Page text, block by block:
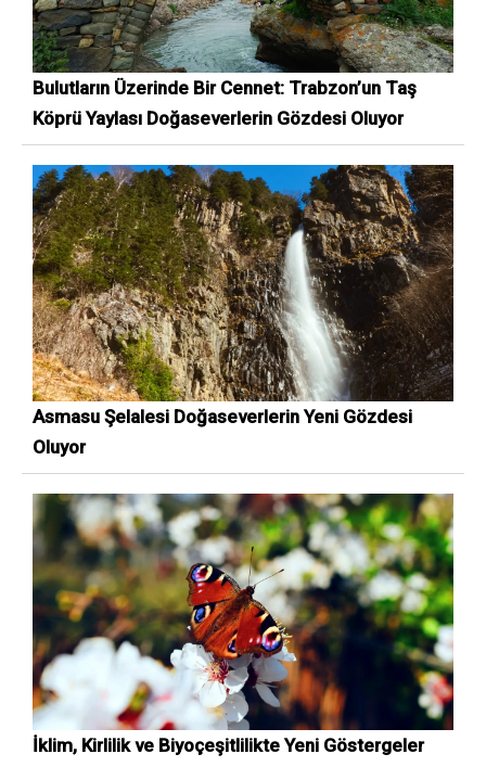
Bulutların Üzerinde Bir Cennet: Trabzon’un Taş
Köprü Yaylası Doğaseverlerin Gözdesi Oluyor
Asmasu Şelalesi Doğaseverlerin Yeni Gözdesi
Oluyor
İklim, Kirlilik ve Biyoçeşitlilikte Yeni Göstergeler